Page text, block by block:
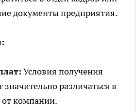
документы предприятия.
Условия получения
значительно различаться в
от компании.